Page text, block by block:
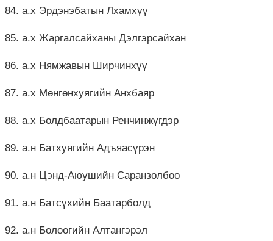
84. а.х Эрдэнэбатын Лхамхүү
85. а.х Жаргалсайханы Дэлгэрсайхан
86. а.х Нямжавын Ширчинхүү
87. а.х Мөнгөнхуягийн Анхбаяр
88. а.х Болдбаатарын Ренчинжүгдэр
89. а.н Батхуягийн Адъяасүрэн
90. а.н Цэнд-Аюушийн Саранзолбоо
91. а.н Батсүхийн Баатарболд
92. а.н Болоогийн Алтангэрэл